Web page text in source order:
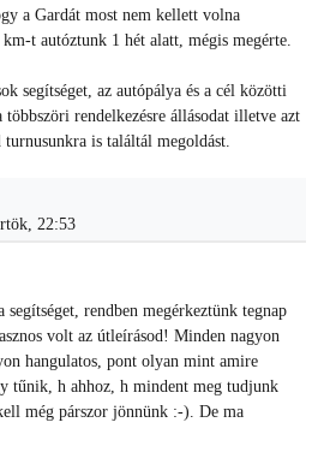
a Gardát most nem kellett volna
t autóztunk 1 hét alatt, mégis megérte.
segítséget, az autópálya és a cél közötti
többszöri rendelkezésre állásodat illetve azt
is találtál megoldást.
22:53
segítséget, rendben megérkeztünk tegnap
volt az útleírásod! Minden nagyon
hangulatos, pont olyan mint amire
tűnik, h ahhoz, h mindent meg tudjunk
még párszor jönnünk :-). De ma